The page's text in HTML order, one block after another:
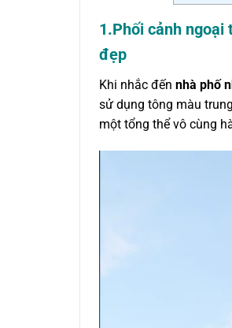
1.Phối cảnh ngoại
đẹp
Khi nhắc đến nhà phố
sử dụng tông màu
một tổng thể vô cùng